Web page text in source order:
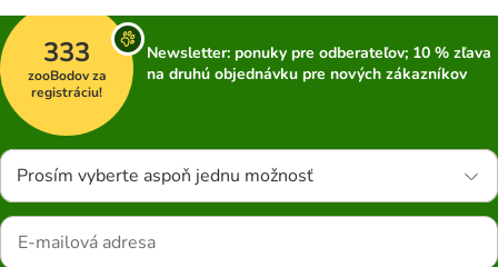
333
zooBodov za
registráciu!
Newsletter: ponuky pre odberateľov; 10 % zľava
na druhú objednávku pre nových zákazníkov
Prosím vyberte aspoň jednu možnosť